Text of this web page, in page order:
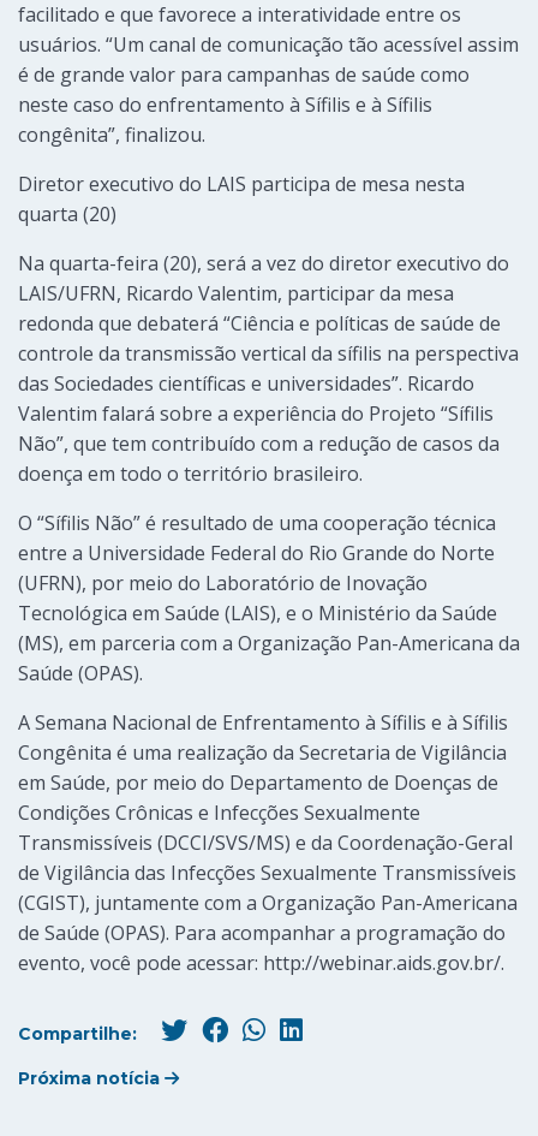
facilitado e que favorece a interatividade entre os
usuários. “Um canal de comunicação tão acessível assim
é de grande valor para campanhas de saúde como
neste caso do enfrentamento à Sífilis e à Sífilis
congênita”, finalizou.
Diretor executivo do LAIS participa de mesa nesta
quarta (20)
Na quarta-feira (20), será a vez do diretor executivo do
LAIS/UFRN, Ricardo Valentim, participar da mesa
redonda que debaterá “Ciência e políticas de saúde de
controle da transmissão vertical da sífilis na perspectiva
das Sociedades científicas e universidades”. Ricardo
Valentim falará sobre a experiência do Projeto “Sífilis
Não”, que tem contribuído com a redução de casos da
doença em todo o território brasileiro.
O “Sífilis Não” é resultado de uma cooperação técnica
entre a Universidade Federal do Rio Grande do Norte
(UFRN), por meio do Laboratório de Inovação
Tecnológica em Saúde (LAIS), e o Ministério da Saúde
(MS), em parceria com a Organização Pan-Americana da
Saúde (OPAS).
A Semana Nacional de Enfrentamento à Sífilis e à Sífilis
Congênita é uma realização da Secretaria de Vigilância
em Saúde, por meio do Departamento de Doenças de
Condições Crônicas e Infecções Sexualmente
Transmissíveis (DCCI/SVS/MS) e da Coordenação-Geral
de Vigilância das Infecções Sexualmente Transmissíveis
(CGIST), juntamente com a Organização Pan-Americana
de Saúde (OPAS). Para acompanhar a programação do
evento, você pode acessar: http://webinar.aids.gov.br/.
Compartilhe:
Próxima notícia